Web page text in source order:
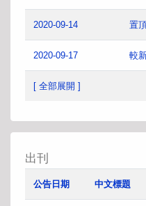
2020-09-14 置
2020-09-17 較
[ 全部展開 ]
出刊
公告日期 中文標題